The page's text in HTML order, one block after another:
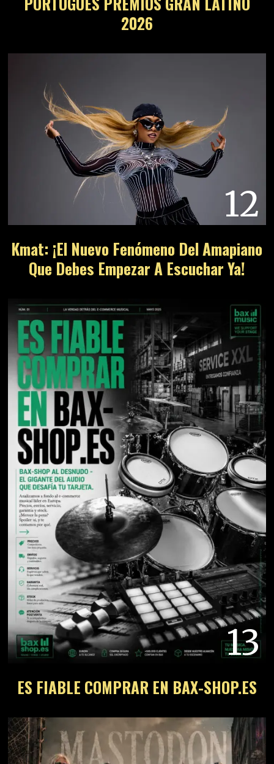
2026
12
Kmat: ¡El Nuevo Fenómeno Del Amapiano
Que Debes Empezar A Escuchar Ya!
13
ES FIABLE COMPRAR EN BAX-SHOP.ES